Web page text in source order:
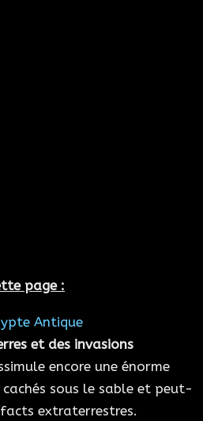
page :
Antique
et des invasions
encore une énorme
sous le sable et peut-
extraterrestres.